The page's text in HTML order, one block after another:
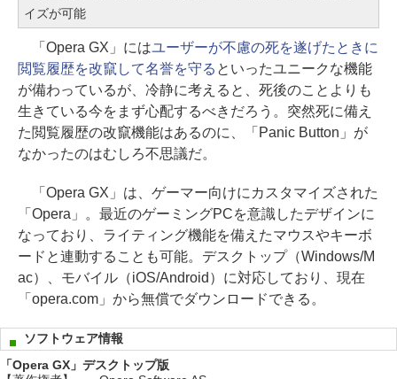
イズが可能
「Opera GX」にはユーザーが不慮の死を遂げたときに
閲覧履歴を改竄して名誉を守る といったユニークな機能
が備わっているが、冷静に考えると、死後のことよりも
生きている今をまず心配するべきだろう。突然死に備え
た閲覧履歴の改竄機能はあるのに、「Panic Button」が
なかったのはむしろ不思議だ。
「Opera GX」は、ゲーマー向けにカスタマイズされた
「Opera」。最近のゲーミングPCを意識したデザインに
なっており、ライティング機能を備えたマウスやキーボ
ードと連動することも可能。デスクトップ（Windows/M
ac）、モバイル（iOS/Android）に対応しており、現在
「opera.com」から無償でダウンロードできる。
ソフトウェア情報
「Opera GX」デスクトップ版